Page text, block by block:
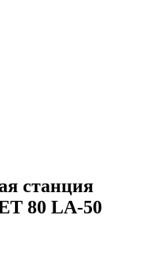
станция
80 LA-50